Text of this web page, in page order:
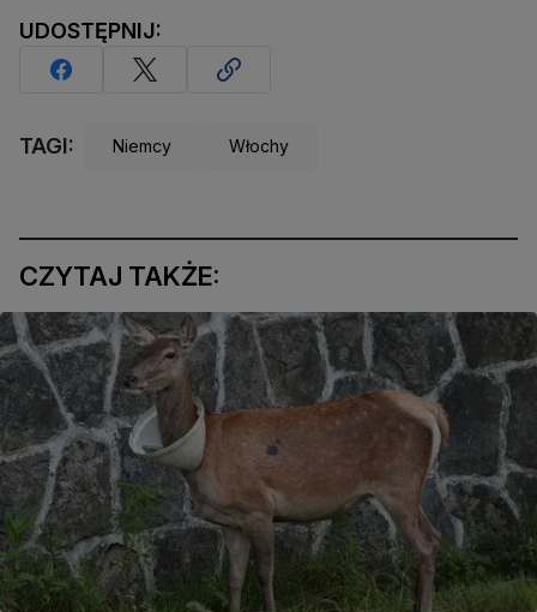
UDOSTĘPNIJ:
TAGI: Niemcy Włochy
CZYTAJ TAKŻE: